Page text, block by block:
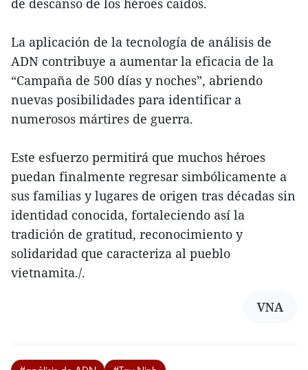
de descanso de los héroes caídos.
La aplicación de la tecnología de análisis de
ADN contribuye a aumentar la eficacia de la
“Campaña de 500 días y noches”, abriendo
nuevas posibilidades para identificar a
numerosos mártires de guerra.
Este esfuerzo permitirá que muchos héroes
puedan finalmente regresar simbólicamente a
sus familias y lugares de origen tras décadas sin
identidad conocida, fortaleciendo así la
tradición de gratitud, reconocimiento y
solidaridad que caracteriza al pueblo
vietnamita./.
VNA